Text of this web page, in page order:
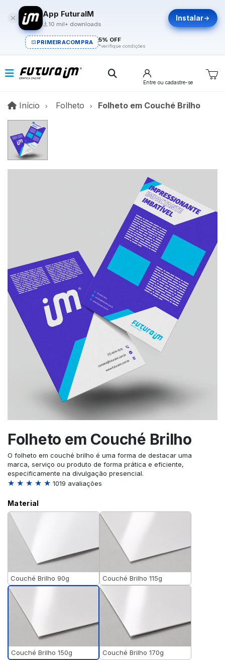
App FuturaIM
10 mil+ downloads
Instalar
PRIMEIRACOMPRA 5% OFF
*verifique condições
Entre ou cadastre-se
Início InícioFolheto Folheto em Couché Brilho
Folheto em Couché Brilho
O folheto em couché brilho é uma forma de destacar uma
marca, serviço ou produto de forma prática e eficiente,
especificamente na divulgação presencial.
★ ★ ★ ★ ★ 1019 avaliações
Material
Couché Brilho 90g Couché Brilho 115g
Couché Brilho 150g Couché Brilho 170g